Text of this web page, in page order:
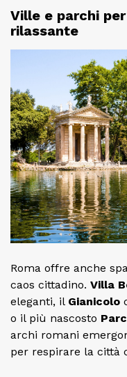
Ville e parchi
rilassante
Roma offre anche
caos cittadino. Villa
eleganti, il Gianicolo
o il più nascosto
archi romani
per respirare la città